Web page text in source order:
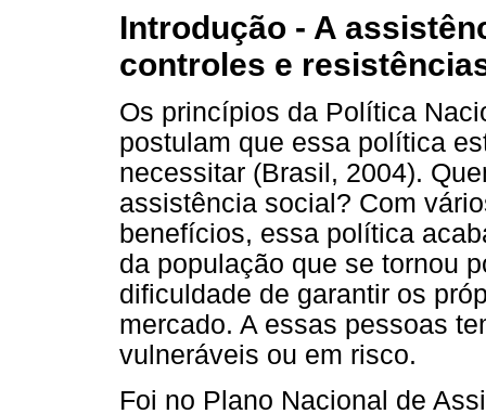
Introdução - A
controles e
Os princípios da Política
postulam que essa política
necessitar (Brasil, 2004).
assistência social? Com
benefícios, essa política
da população que se tornou
dificuldade de garantir os
mercado. A essas pessoas
vulneráveis ou em risco.
Foi no Plano Nacional de